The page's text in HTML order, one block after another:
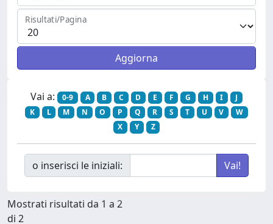
Risultati/Pagina
Vai a: 0-9 A B C D E F G H I
J
K
L M N O P Q R S T U V
W
X
Y Z
o inserisci le iniziali:
Mostrati risultati da 1 a 2
di 2